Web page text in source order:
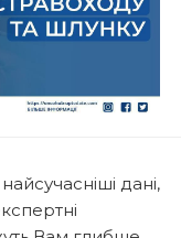
дані,